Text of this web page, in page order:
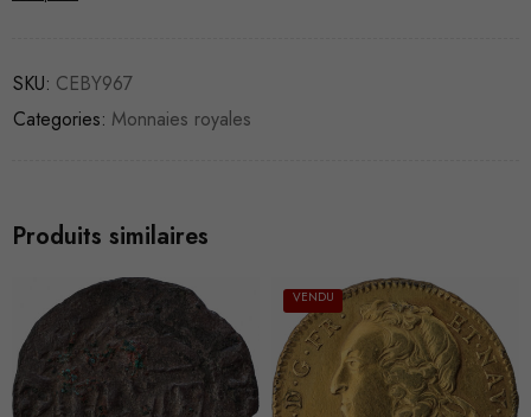
SKU: CEBY967
Categories: Monnaies royales
Produits similaires
VENDU VENDU